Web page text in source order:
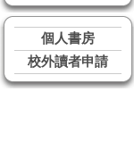
個人書房
校外讀者申請